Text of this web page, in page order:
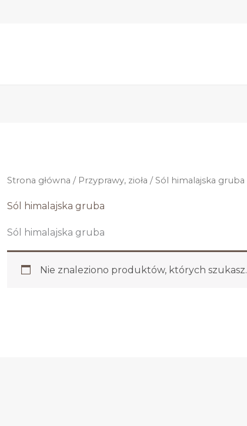
Strona główna / Przyprawy, zioła / Sól himalajska gruba
Sól himalajska gruba
Sól himalajska gruba
Nie znaleziono produktów, których szukasz.